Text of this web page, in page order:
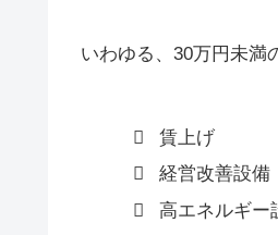
いわゆる、30万円未満
賃上げ
経営改善設備
高エネルギー